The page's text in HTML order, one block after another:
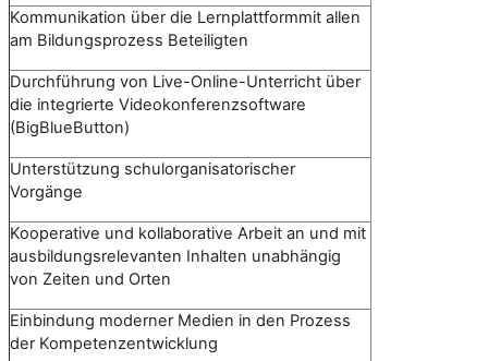
Kommunikation über die Lernplattformmit allen
am Bildungsprozess Beteiligten
Durchführung von Live-Online-Unterricht über
die integrierte Videokonferenzsoftware
(BigBlueButton)
Unterstützung schulorganisatorischer
Vorgänge
Kooperative und kollaborative Arbeit an und mit
ausbildungsrelevanten Inhalten unabhängig
von Zeiten und Orten
Einbindung moderner Medien in den Prozess
der Kompetenzentwicklung